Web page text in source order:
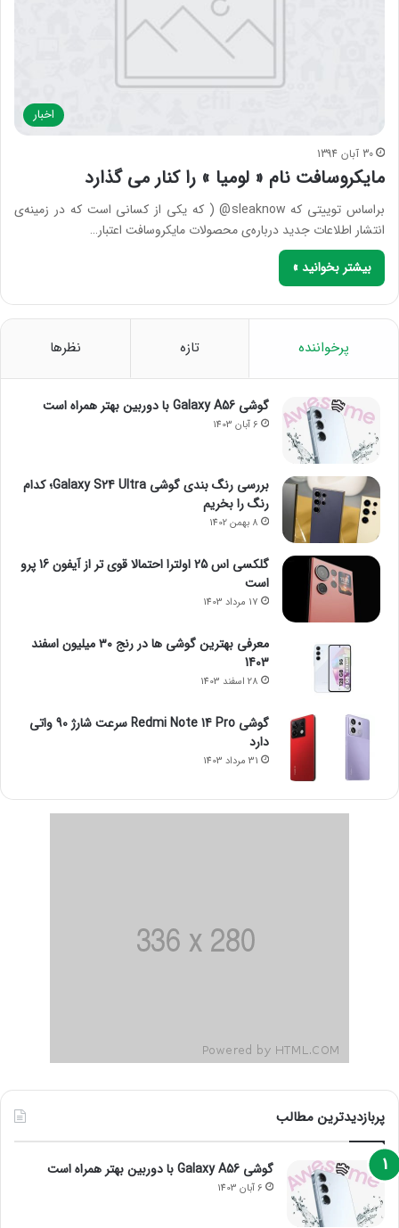
اخبار
30 آبان 1394
ﻣﺎﯾﮑﺮﻭﺳﺎﻓﺖ ﻧﺎﻡ ‏« ﻟﻮﻣﯿﺎ ‏» ﺭﺍ ﮐﻨﺎﺭ ﻣﯽ ﮔﺬﺍﺭﺩ
برﺍﺳﺎﺱ ﺗﻮﯾﯿﺘﯽ ﮐﻪ sleaknow@ ‏( ﮐﻪ ﯾﮑﯽ ﺍﺯ ﮐﺴﺎﻧﯽ ﺍﺳﺖ ﮐﻪ ﺩﺭ ﺯﻣﯿﻨﻪﯼ
ﺍﻧﺘﺸﺎﺭ ﺍﻃﻼﻋﺎﺕ ﺟﺪﯾﺪ ﺩﺭﺑﺎﺭﻩﯼ ﻣﺤﺼﻮﻻﺕ ﻣﺎﯾﮑﺮﻭﺳﺎﻓﺖ ﺍﻋﺘﺒﺎﺭ…
بیشتر بخوانید »
پرخواننده تازه نظرها
گوشی Galaxy A56 با دوربین بهتر همراه است
6 آبان 1403
بررسی رنگ بندی گوشی Galaxy S24 Ultra؛ کدام
رنگ را بخریم
8 بهمن 1402
گلکسی اس 25 اولترا احتمالا قوی تر از آیفون 16 پرو
است
17 مرداد 1403
معرفی بهترین گوشی ها در رنج ۳۰ میلیون اسفند
1403
28 اسفند 1403
گوشی Redmi Note 14 Pro سرعت شارژ 90 واتی
دارد
31 مرداد 1403
پربازدیدترین مطالب
گوشی Galaxy A56 با دوربین بهتر همراه است
6 آبان 1403